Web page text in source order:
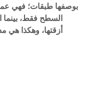
بوصفها طبقات؛ فهي
السطح فقط،
أزقتها، وهكذا